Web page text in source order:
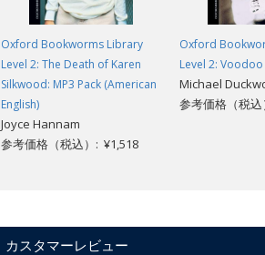
Oxford Bookworms Library
Level 2: The Death of Karen
Silkwood: MP3 Pack (American
English)
Joyce Hannam
参考価格（税込）: ¥1,518
Oxford
Level 2:
Michael
参考価格（税
カスタマーレビュー